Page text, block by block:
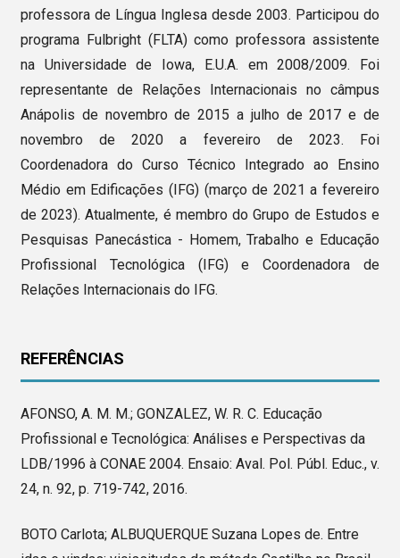
professora de Língua Inglesa desde 2003. Participou do
programa Fulbright (FLTA) como professora assistente
na Universidade de Iowa, E.U.A. em 2008/2009. Foi
representante de Relações Internacionais no câmpus
Anápolis de novembro de 2015 a julho de 2017 e de
novembro de 2020 a fevereiro de 2023. Foi
Coordenadora do Curso Técnico Integrado ao Ensino
Médio em Edificações (IFG) (março de 2021 a fevereiro
de 2023). Atualmente, é membro do Grupo de Estudos e
Pesquisas Panecástica - Homem, Trabalho e Educação
Profissional Tecnológica (IFG) e Coordenadora de
Relações Internacionais do IFG.
REFERÊNCIAS
AFONSO, A. M. M.; GONZALEZ, W. R. C. Educação
Profissional e Tecnológica: Análises e Perspectivas da
LDB/1996 à CONAE 2004. Ensaio: Aval. Pol. Públ. Educ., v.
24, n. 92, p. 719-742, 2016.
BOTO Carlota; ALBUQUERQUE Suzana Lopes de. Entre